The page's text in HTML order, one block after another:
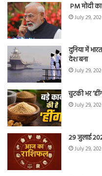
PM मोदी
July 29,
दुनिया में
देश बना
July 29,
चुटकी भर
July 29,
29 जुलाई
July 29,